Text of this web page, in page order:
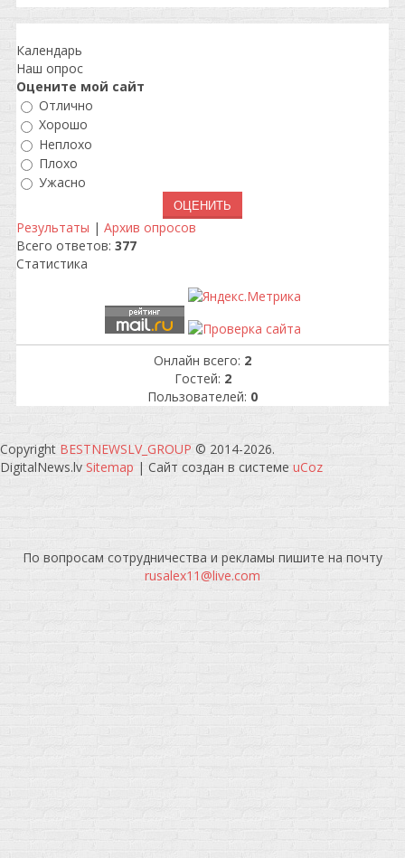
Календарь
Наш опрос
Оцените мой сайт
Отлично
Хорошо
Неплохо
Плохо
Ужасно
Результаты | Архив опросов
Всего ответов: 377
Статистика
Онлайн всего: 2
Гостей: 2
Пользователей: 0
Copyright BESTNEWSLV_GROUP © 2014-2026.
DigitalNews.lv Sitemap | Сайт создан в системе uCoz
По вопросам сотрудничества и рекламы пишите на почту
rusalex11@live.com